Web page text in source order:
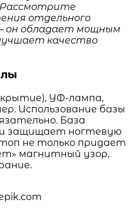
отдельного
он обладает мощным
качество
УФ-лампа,
Использование базы
База
защищает ногтевую
не только придает
магнитный узор,